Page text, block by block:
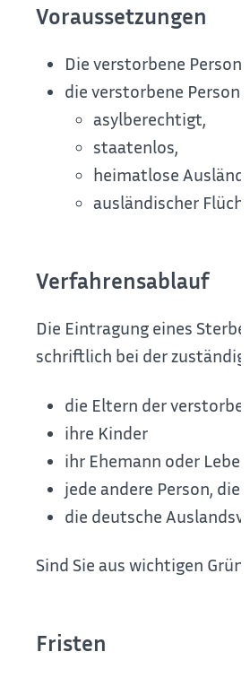
Voraussetzungen
Die verstorbene Person
die verstorbene Person
asylberechtigt,
staatenlos,
heimatlose
ausländischer
Verfahrensablauf
Die Eintragung eines
schriftlich bei der
die Eltern der
ihre Kinder
ihr Ehemann oder
jede andere Person, die
die deutsche
Sind Sie aus wichtigen
Fristen